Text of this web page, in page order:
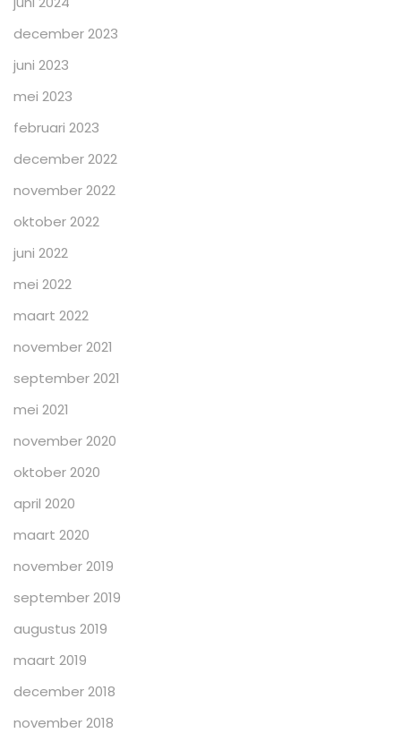
december 2023
juni 2023
mei 2023
februari 2023
december 2022
november 2022
oktober 2022
juni 2022
mei 2022
maart 2022
november 2021
september 2021
mei 2021
november 2020
oktober 2020
april 2020
maart 2020
november 2019
september 2019
augustus 2019
maart 2019
december 2018
november 2018